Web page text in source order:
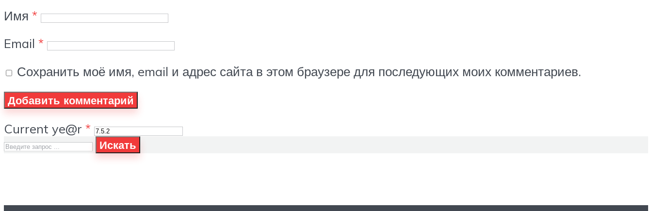
Имя *
Email *
Сохранить моё имя, email и адрес сайта в этом браузере для последующих моих комментариев.
Current ye@r *
Искать